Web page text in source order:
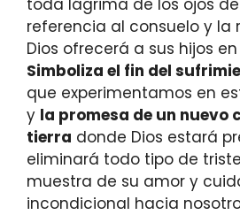
toda lágrima de los ojos
referencia al consuelo y la
Dios ofrecerá a sus hijos
Simboliza el fin del
que experimentamos en
y la promesa de un nuevo
tierra donde Dios estará
eliminará todo tipo de
muestra de su amor y
incondicional hacia